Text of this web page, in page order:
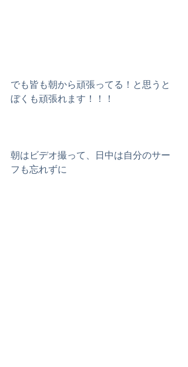
でも皆も朝から頑張ってる！と思うと
ぼくも頑張れます！！！
朝はビデオ撮って、日中は自分のサー
フも忘れずに